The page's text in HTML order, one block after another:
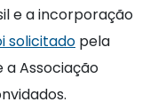
e a incorporação
solicitado pela
a Associação